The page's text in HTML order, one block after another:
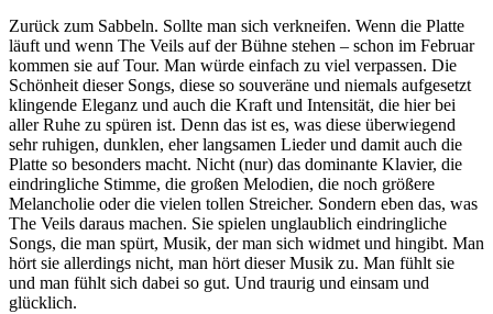
Zurück zum Sabbeln. Sollte man sich verkneifen. Wenn die Platte
läuft und wenn The Veils auf der Bühne stehen – schon im Februar
kommen sie auf Tour. Man würde einfach zu viel verpassen. Die
Schönheit dieser Songs, diese so souveräne und niemals aufgesetzt
klingende Eleganz und auch die Kraft und Intensität, die hier bei
aller Ruhe zu spüren ist. Denn das ist es, was diese überwiegend
sehr ruhigen, dunklen, eher langsamen Lieder und damit auch die
Platte so besonders macht. Nicht (nur) das dominante Klavier, die
eindringliche Stimme, die großen Melodien, die noch größere
Melancholie oder die vielen tollen Streicher. Sondern eben das, was
The Veils daraus machen. Sie spielen unglaublich eindringliche
Songs, die man spürt, Musik, der man sich widmet und hingibt. Man
hört sie allerdings nicht, man hört dieser Musik zu. Man fühlt sie
und man fühlt sich dabei so gut. Und traurig und einsam und
glücklich.